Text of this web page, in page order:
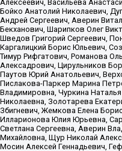
Алексеевич, Васильева
Бойко Анатолий Николаевич,
Андрей Сергеевич, Аверин
Бекханович, Шарипков Олег
Шведов Григорий Сергеевич,
Каргалицкий Борис Юльевич,
Тимур Рифгатович, Романова
Алексадрович, Цирульников
Паутов Юрий Анатольевич,
Пислакова-Паркер Марина
Владимировна, Чуркина
Николаевна, Золотарева
Збигневич, Жемкова Елена
Илларионова Юлия Юрьевна,
Светлана Сергеевна, Аверин
Михайловна, Щур Николай
Мосин Алексей Геннадьевич,